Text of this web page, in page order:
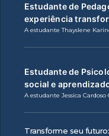
Estudante de
experiência
A estudante Thayslene
Estudante de
social e
A estudante Jessica
Transforme seu futuro: